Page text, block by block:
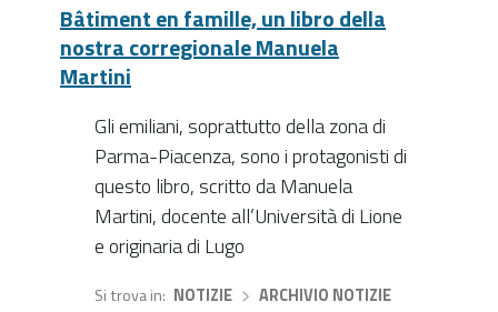
Bâtiment en famille, un libro della
nostra corregionale Manuela
Martini
Gli emiliani, soprattutto della zona di
Parma-Piacenza, sono i protagonisti di
questo libro, scritto da Manuela
Martini, docente all’Università di Lione
e originaria di Lugo
Si trova in NOTIZIE›
ARCHIVIO NOTIZIE